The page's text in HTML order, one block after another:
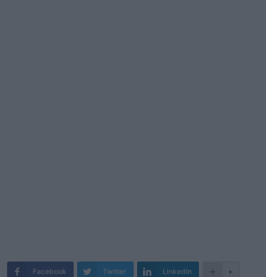
Facebook Twitter LinkedIn +